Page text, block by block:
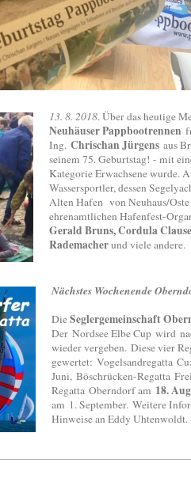
13. 8. 2018. Über das heutige
Neuhäuser Pappbootrennen
Ing. Chrischan Jürgens aus
seinem 75. Geburtstag! - mit
Kategorie Erwachsene wurde.
Wassersportler, dessen
Alten Hafen von Neuhaus/
ehrenamtlichen Hafenfest-
Gerald Bruns, Cordula
Rademacherund viele andere.
Nächstes Wochenende
DieSeglergemeinschaft
Der Nordsee Elbe Cup wird
wieder vergeben. Diese vier
gewertet: Vogelsandregatta
Juni, Böschrücken-Regatta
Regatta Oberndorf am 18.
am 1. September. Weitere
Hinweise an Eddy Uhtenwoldt.